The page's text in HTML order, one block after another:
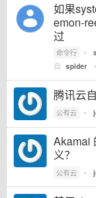
如果
emon-
过
命令行 •
自 spider •
腾讯云
公有云 •
Akamai
义？
公有云 •